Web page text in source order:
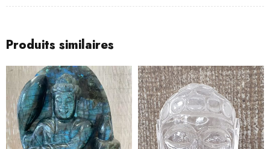
Produits similaires